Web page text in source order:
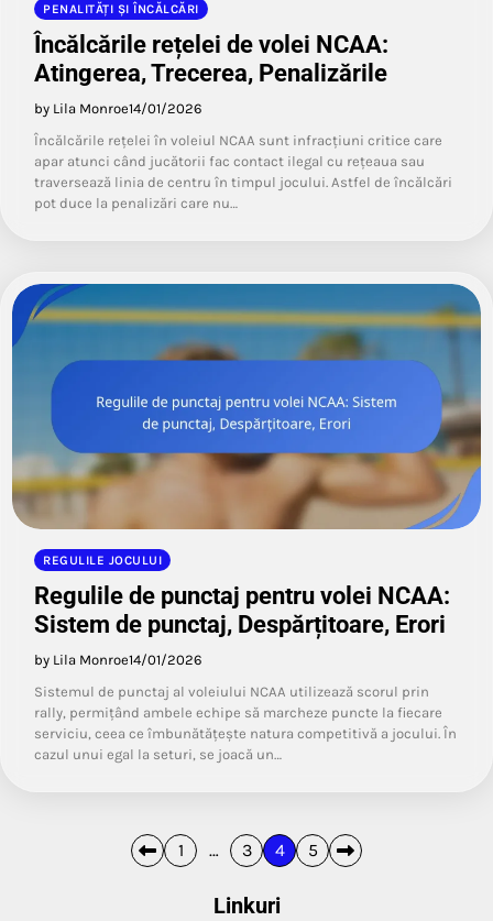
PENALITĂȚI ȘI ÎNCĂLCĂRI
Încălcările rețelei de volei NCAA:
Atingerea, Trecerea, Penalizările
by Lila Monroe14/01/2026
Încălcările rețelei în voleiul NCAA sunt infracțiuni critice care
apar atunci când jucătorii fac contact ilegal cu rețeaua sau
traversează linia de centru în timpul jocului. Astfel de încălcări
pot duce la penalizări care nu…
REGULILE JOCULUI
Regulile de punctaj pentru volei NCAA:
Sistem de punctaj, Despărțitoare, Erori
by Lila Monroe14/01/2026
Sistemul de punctaj al voleiului NCAA utilizează scorul prin
rally, permițând ambele echipe să marcheze puncte la fiecare
serviciu, ceea ce îmbunătățește natura competitivă a jocului. În
cazul unui egal la seturi, se joacă un…
1 … 3 4 5
Linkuri